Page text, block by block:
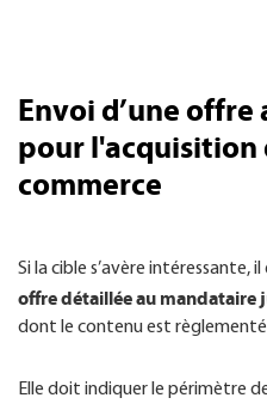
Envoi d’une
pour l'acquisition
commerce
Si la cible s’avère intéressante,
offre détaillée au mandataire
dont le contenu est
Elle doit indiquer le périmètre